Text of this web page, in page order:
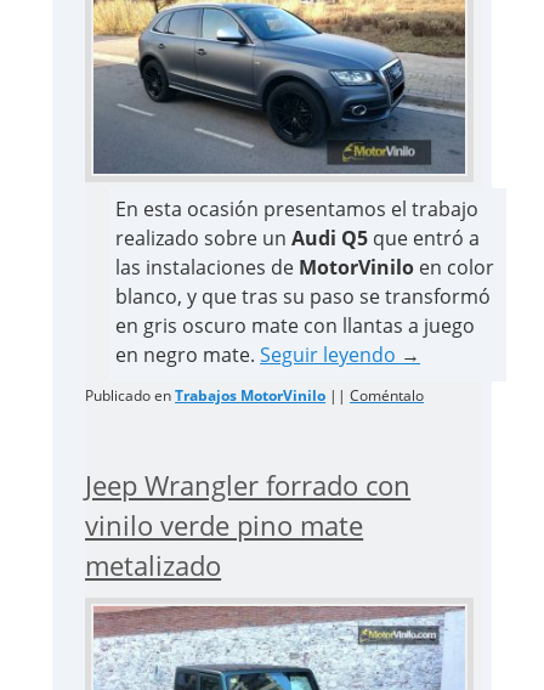
En esta ocasión presentamos el trabajo
realizado sobre unAudi Q5 que entró a
las instalaciones de MotorVinilo en color
blanco, y que tras su paso se transformó
en gris oscuro mate con llantas a juego
en negro mate.Seguir leyendo →
Publicado enTrabajos MotorVinilo ||Coméntalo
Jeep Wrangler forrado con
vinilo verde pino mate
metalizado